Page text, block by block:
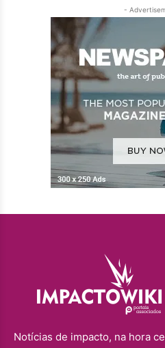
-
Notícias de impacto, na hora